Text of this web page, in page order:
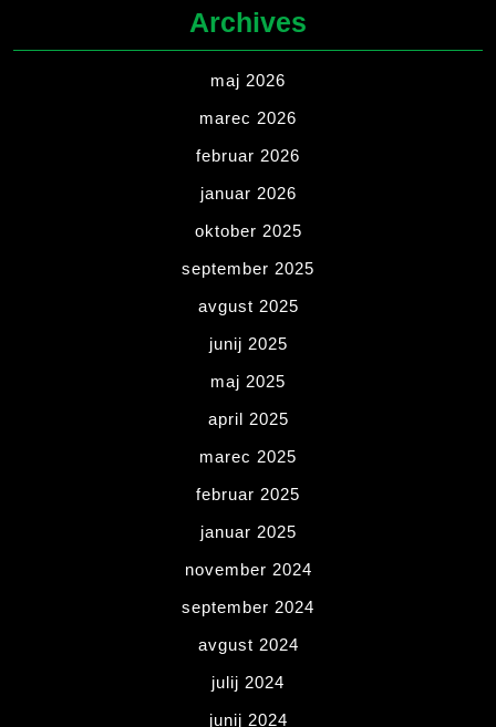
Archives
maj 2026
marec 2026
februar 2026
januar 2026
oktober 2025
september 2025
avgust 2025
junij 2025
maj 2025
april 2025
marec 2025
februar 2025
januar 2025
november 2024
september 2024
avgust 2024
julij 2024
junij 2024